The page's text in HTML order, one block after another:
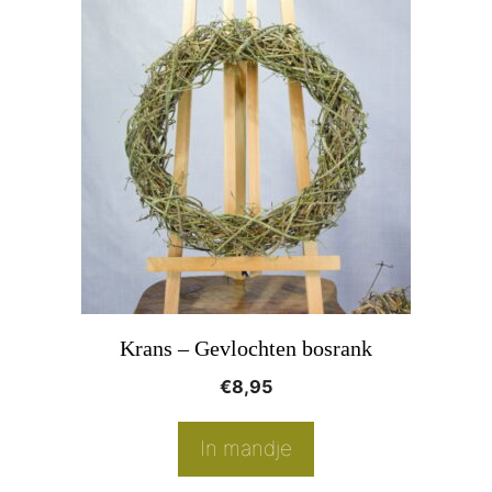
Krans – Gevlochten bosrank
€8,95
In mandje